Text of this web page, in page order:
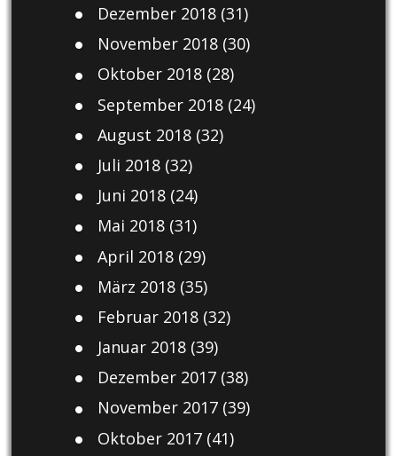
Dezember 2018(31)
November 2018(30)
Oktober 2018(28)
September 2018(24)
August 2018(32)
Juli 2018(32)
Juni 2018(24)
Mai 2018(31)
April 2018(29)
März 2018(35)
Februar 2018(32)
Januar 2018(39)
Dezember 2017(38)
November 2017(39)
Oktober 2017(41)